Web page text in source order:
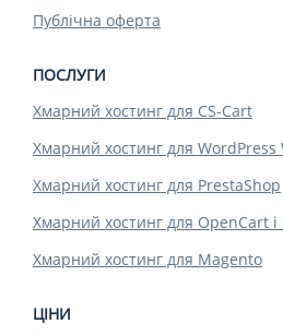
Публічна оферта
ПОСЛУГИ
Хмарний хостинг для CS-Cart
Хмарний хостинг для WordPress
Хмарний хостинг для PrestaShop
Хмарний хостинг для OpenCart і
Хмарний хостинг для Magento
ЦІНИ